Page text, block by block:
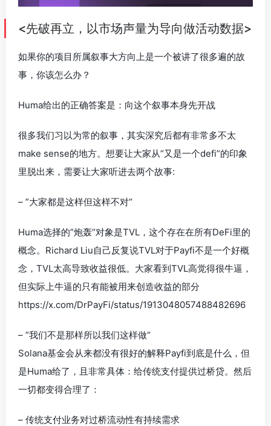
<先破再立，以市场声量为导向做活动数据>
如果你的项目所属叙事大方向上是一个被讲了很多遍的故
事，你该怎么办？
Huma给出的正确答案是：向这个叙事本身先开战
很多我们习以为常的叙事，其实深究后都有非常多不太
make sense的地方。想要让大家从“又是一个defi”的印象
里脱出来，需要让大家听进去两个故事:
– ”大家都是这样但这样不对“
Huma选择的”炮轰“对象是TVL，这个存在在所有DeFi里的
概念。Richard Liu自己反复说TVL对于Payfi不是一个好概
念，TVL太高导致收益很低。大家看到TVL高觉得很牛逼，
但实际上牛逼的只有能被用来创造收益的部分
https://x.com/DrPayFi/status/1913048057488482696
– ”我们不是那样所以我们这样做“
Solana基金会从来都没有很好的解释Payfi到底是什么，但
是Huma给了，且非常具体：给传统支付提供过桥贷。然后
一切都变得合理了：
– 传统支付业务对过桥流动性有持续需求